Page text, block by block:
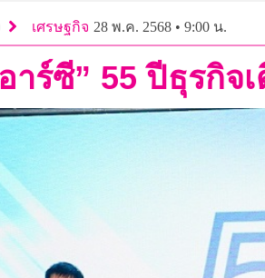
เศรษฐกิจ 28 พ.ค. 2568 • 9:00 น.
าร์ซี” 55 ปีธุรกิจ